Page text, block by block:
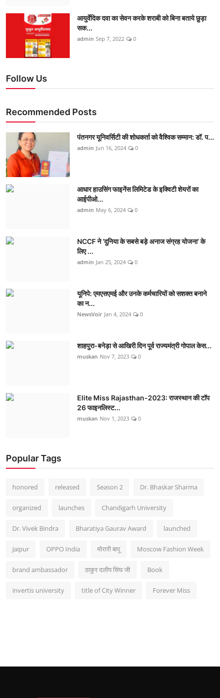
आयुर्वेदिक दवा का सेवन करके शराबी को बिना बताये छुड़ा
सक...
admin Sep 7, 2022 0
Follow Us
Recommended Posts
पंतनगर यूनिवर्सिटी की शोधकर्ता को वैश्विक सम्मान: डॉ. प...
admin Jun 16, 2024 0
आधार हाउसिंग फाइनेंस लिमिटेड के इक्विटी शेयरों का
आईपीओ...
admin May 6, 2024 0
NCCF ने ‘दुनिया के सबसे बड़े अनाज संग्रह योजना’ के
लिए ...
admin Jan 25, 2024 0
यूनिपे: एमएसएमई और उनके कर्मचारियों को सशक्त बनाने
का न...
NewsVoir Jan 4, 2024 0
शाहपुरा-बनेड़ा से आखिरी दिन पूर्व राज्यमंत्री गोपाल केस...
muskan Nov 7, 2023 0
Elite Miss Rajasthan-2023: राजस्थान की टॉप
26 फाइनलिस्ट...
muskan Nov 1, 2023 0
Popular Tags
honored released Season 2 Dr. Bhaskar Sharma
organized launches Chandigarh University
Dr. Vivek Bindra Bharatiya Gaurav Award launched
Jaipur OPPO India मोरारी बापू Moscow Fashion Week
brand ambassador ठाकुर दलीप सिंघ जी Book
invertis university title of City Winner Forever Miss